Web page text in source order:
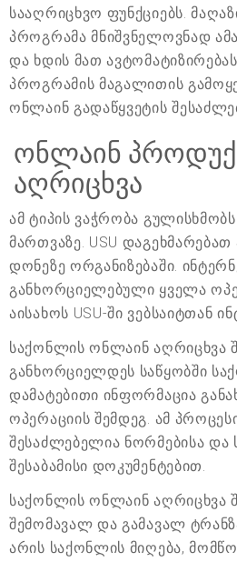
სააღრიცხვო ფუნქციებს.
პროგრამა მნიშვნელოვნად
და ხდის მათ
პროგრამის მაგალითის
ონლაინ გადაწყვეტის
ონლაინ
აღრიცხვა
ამ ტიპის ვაჭრობა
მართვაზე. USU
დონეზე ორგანიზებაში.
განხორციელებული ყველა
აისახოს USU-ში ვებსაიტთან
საქონლის ონლაინ აღრიცხვა
განხორციელდეს საწყობში
დამატებითი ინფორმაცია
ოპერაციის შემდეგ. ამ
შესაძლებელია ნორმებისა და
შესაბამისი დოკუმენტებით.
საქონლის ონლაინ აღრიცხვა
შემომავალ და გამავალ
არის საქონლის მიღება,